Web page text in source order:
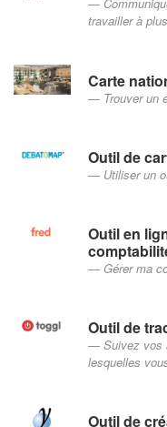
travailler à
Carte
Trouver un
Outil de
Utiliser un
Outil en
Gérer ma
Outil de
Suivez vos
lesquelles
Outil de